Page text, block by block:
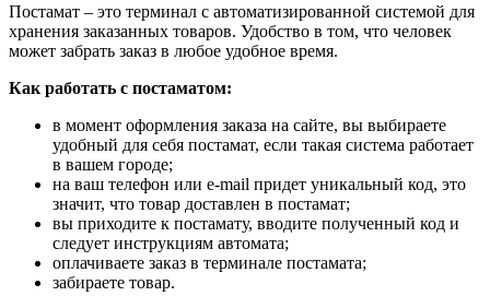
Постамат – это терминал с автоматизированной системой для
хранения заказанных товаров. Удобство в том, что человек
может забрать заказ в любое удобное время.
Как работать с постаматом:
в момент оформления заказа на сайте, вы выбираете
удобный для себя постамат, если такая система работает
в вашем городе;
на ваш телефон или e-mail придет уникальный код, это
значит, что товар доставлен в постамат;
вы приходите к постамату, вводите полученный код и
следует инструкциям автомата;
оплачиваете заказ в терминале постамата;
забираете товар.